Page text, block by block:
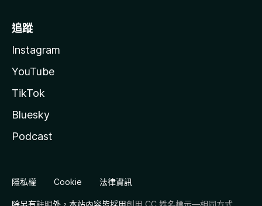
追蹤
Instagram
YouTube
TikTok
Bluesky
Podcast
隱私權 Cookie 法律資訊
除另有註明外，本站內容皆採用創用 CC 姓名標示—相同方式